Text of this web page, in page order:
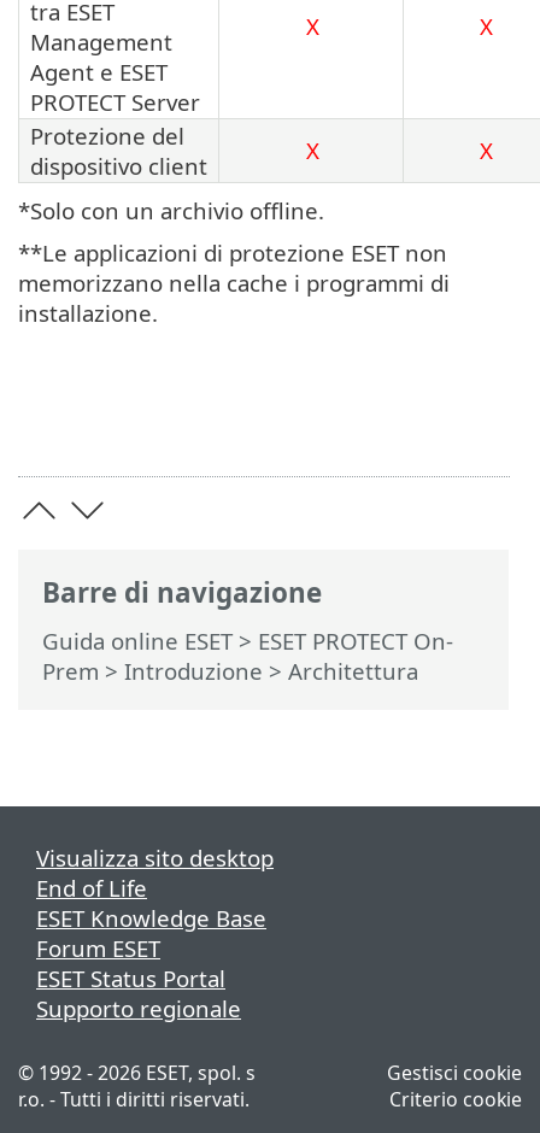
Barre di navigazione
Guida online ESET> ESET PROTECT On-
Prem > Introduzione > Architettura
tra ESET
Management
Agent e ESET
PROTECT Server
X X
Protezione del
dispositivo client
X
X
*Solo con un archivio offline.
**Le applicazioni di protezione ESET non
memorizzano nella cache i programmi di
installazione.
Visualizza sito desktop
End of Life
ESET Knowledge Base
Forum ESET
ESET Status Portal
Supporto regionale
© 1992 - 2026 ESET, spol. s
r.o. - Tutti i diritti riservati.
Gestisci cookie
Criterio cookie